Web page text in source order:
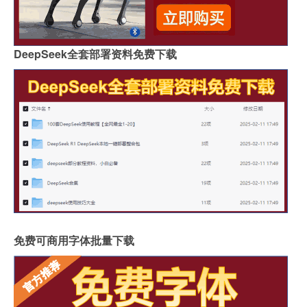
DeepSeek全套部署资料免费下载
免费可商用字体批量下载